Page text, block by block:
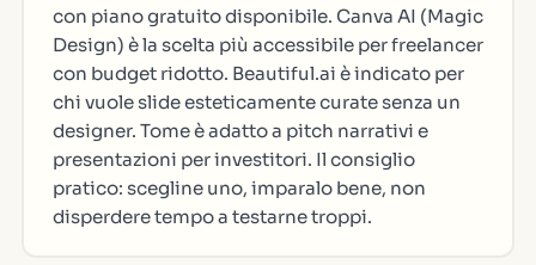
con piano gratuito disponibile. Canva AI (Magic
Design) è la scelta più accessibile per freelancer
con budget ridotto. Beautiful.ai è indicato per
chi vuole slide esteticamente curate senza un
designer. Tome è adatto a pitch narrativi e
presentazioni per investitori. Il consiglio
pratico: scegline uno, imparalo bene, non
disperdere tempo a testarne troppi.